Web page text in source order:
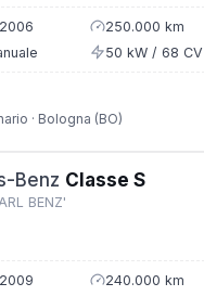
250.000 km
50 kW / 68 CV
· Bologna (BO)
Benz Classe S
BENZ'
240.000 km